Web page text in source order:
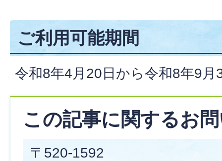
ご利用可能期間
令和8年4月20日から令和8年9月
この記事に関するお
〒520-1592